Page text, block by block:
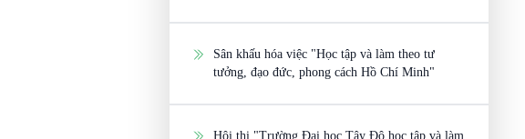
Sân khấu hóa việc "Học tập và làm theo tư
tưởng, đạo đức, phong cách Hồ Chí Minh"
Hội thi "Trường Đại học Tây Đô học tập và làm